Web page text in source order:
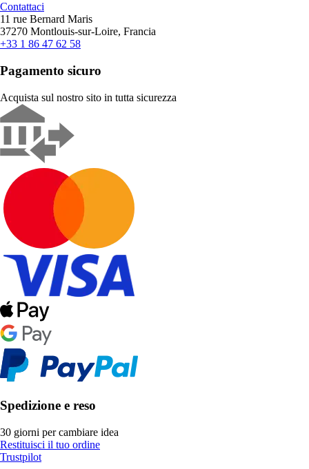
Contattaci
11 rue Bernard Maris
37270 Montlouis-sur-Loire, Francia
+33 1 86 47 62 58
Pagamento sicuro
Acquista sul nostro sito in tutta sicurezza
Spedizione e reso
30 giorni per cambiare idea
Restituisci il tuo ordine
Trustpilot